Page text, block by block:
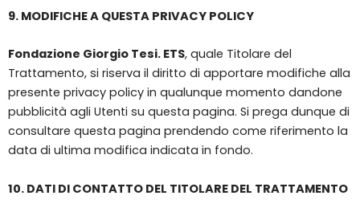
9. MODIFICHE A QUESTA PRIVACY POLICY
Fondazione Giorgio Tesi. ETS, quale Titolare del
Trattamento, si riserva il diritto di apportare modifiche alla
presente privacy policy in qualunque momento dandone
pubblicità agli Utenti su questa pagina. Si prega dunque di
consultare questa pagina prendendo come riferimento la
data di ultima modifica indicata in fondo.
10. DATI DI CONTATTO DEL TITOLARE DEL TRATTAMENTO